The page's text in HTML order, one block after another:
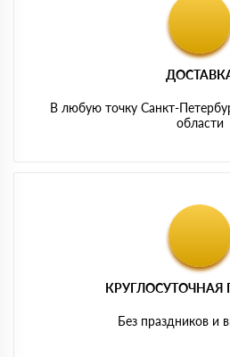
В любую точку Санкт-
области
КРУГЛОСУТОЧНАЯ
Без праздников и